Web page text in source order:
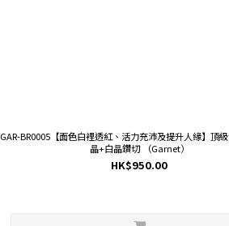
GAR-BR0005【面色白裡透紅、活力充沛及提升人緣】頂
晶+白晶鑽切 （Garnet）
HK$950.00